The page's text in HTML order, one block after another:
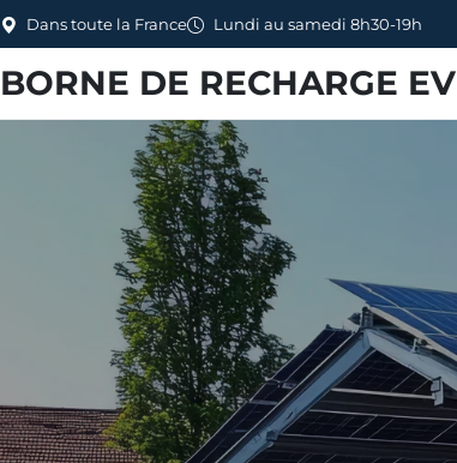
Dans toute la France Lundi au samedi 8h30-19h
BORNE DE RECHARGE EV